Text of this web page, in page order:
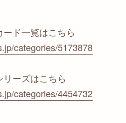
ド一覧はこちら
categories/5173878
ーズはこちら
categories/4454732